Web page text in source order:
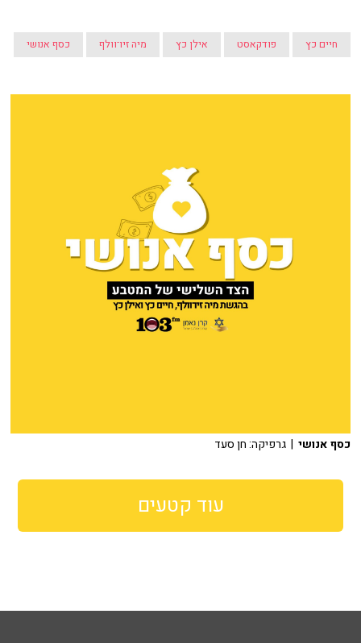
חיים כץ פודקאסט אילן כץ מיה זיו־וולף כסף אנושי
כסף אנושי | גרפיקה: חן סעד
עוד קטעים